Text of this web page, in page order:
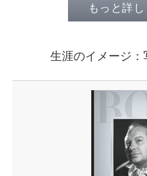
もっと詳
生涯のイメージ